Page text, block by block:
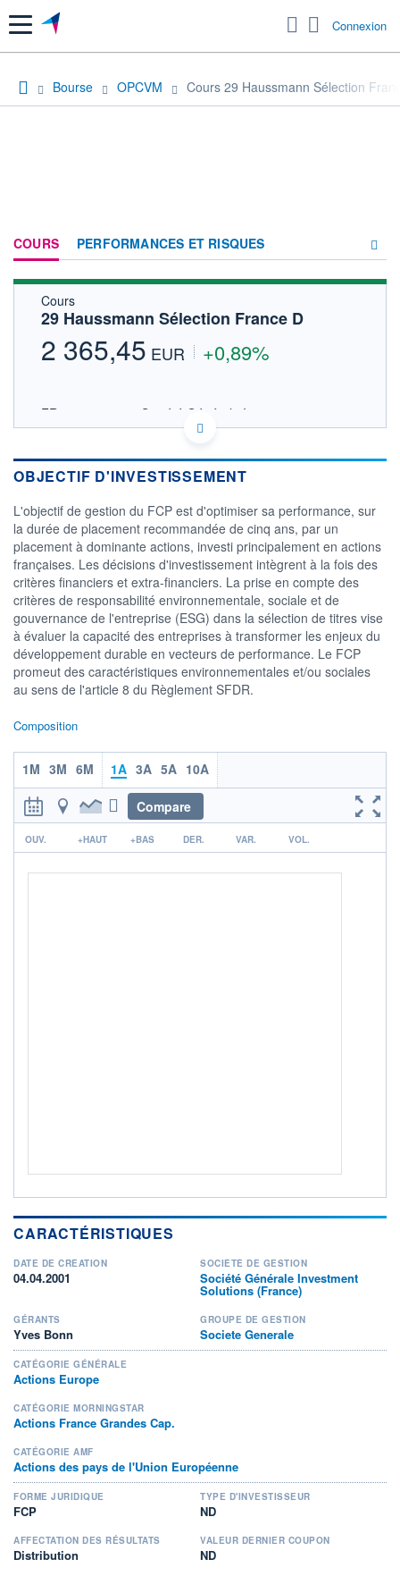
Menu Connexion
Bourse OPCVM Cours 29 Haussmann Sélection
COURS PERFORMANCES ET RISQUES
FORUM
Cours
29 Haussmann Sélection France D
2 365,45 EUR +0,89%
FR0007057435 - Société Générale Investment
Solutions (France)
Consulter le prospectus / DIC
02/12 01/04
2 200
2 400
CATÉGORIE MORNINGSTAR
Actions France Grandes
Cap.
ÉLIGIBILITÉ
PEA PEA-PME BOURSOVIE LUX
CTO BUSINESS
Non éligible Boursobank
ACTIF NET (EUR)
141M / 31.07.26
OBJECTIF D'INVESTISSEMENT
L'objectif de gestion du FCP est d'optimiser sa performance, sur
la durée de placement recommandée de cinq ans, par un
placement à dominante actions, investi principalement en actions
françaises. Les décisions d'investissement intègrent à la fois des
critères financiers et extra-financiers. La prise en compte des
critères de responsabilité environnementale, sociale et de
gouvernance de l'entreprise (ESG) dans la sélection de titres vise
à évaluer la capacité des entreprises à transformer les enjeux du
développement durable en vecteurs de performance. Le FCP
promeut des caractéristiques environnementales et/ou sociales
au sens de l'article 8 du Règlement SFDR.
Composition
1M 3M 6M 1A 3A 5A 10A
Compare
r
OUV. +HAUT +BAS DER. VAR. VOL.
CARACTÉRISTIQUES
DATE DE CRÉATION
04.04.2001
SOCIÉTÉ DE GESTION
Société Générale Investment
Solutions (France)
GÉRANTS
Yves Bonn
GROUPE DE GESTION
Societe Generale
CATÉGORIE GÉNÉRALE
Actions Europe
CATÉGORIE MORNINGSTAR
Actions France Grandes Cap.
CATÉGORIE AMF
Actions des pays de l'Union Européenne
FORME JURIDIQUE
FCP
TYPE D'INVESTISSEUR
ND
AFFECTATION DES RÉSULTATS
Distribution
VALEUR DERNIER COUPON
ND